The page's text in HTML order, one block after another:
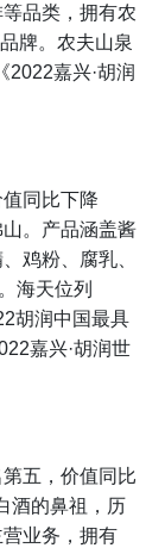
品类，拥有农
牌。农夫山泉
2022嘉兴·胡润
同比下降
。产品涵盖酱
鸡粉、腐乳、
海天位列
胡润中国最具
嘉兴·胡润世
五，价值同比
酒的鼻祖，历
业务，拥有